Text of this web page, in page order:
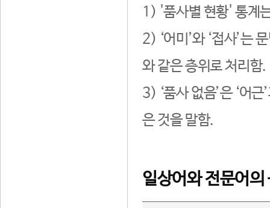
1) '품사별 현황' 통계
2) ‘어미’와 ‘접사’는
와 같은 층위로 처리함.
3) ‘품사 없음’은 ‘어
은 것을 말함.
일상어와 전문어의